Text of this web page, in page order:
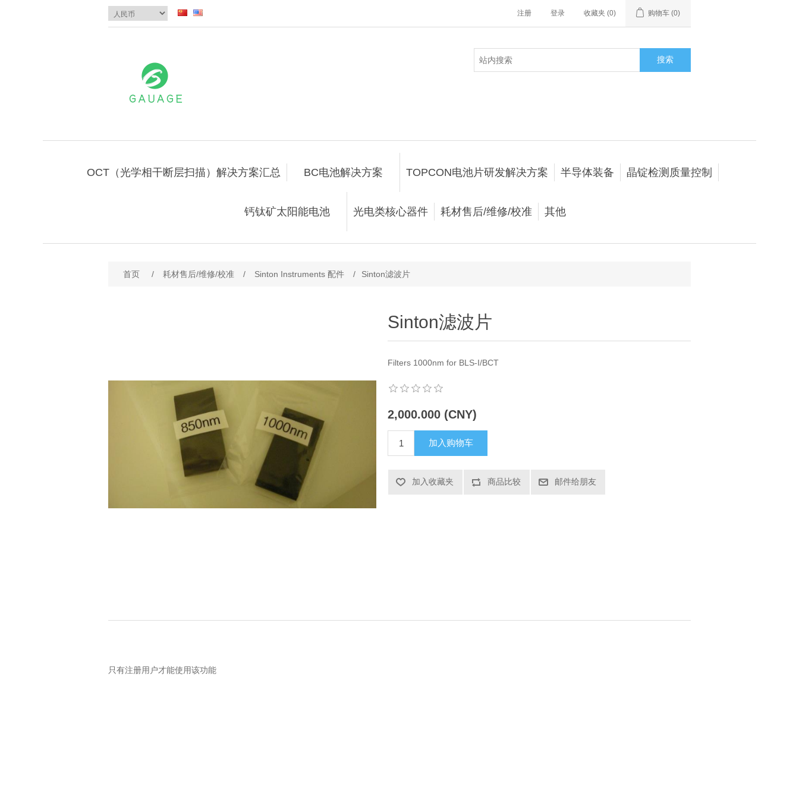
注册 登录 收藏夹 (0) 购物车 (0)
搜索
OCT（光学相干断层扫描）解决方案汇总 BC电池解决方案 TOPCON电池片研发解决方案 半导体装备 晶锭检测质量控制
钙钛矿太阳能电池 光电类核心器件 耗材售后/维修/校准 其他
首页 / 耗材售后/维修/校准 / Sinton Instruments 配件 / Sinton滤波片
Sinton滤波片
Filters 1000nm for BLS-I/BCT
2,000.000 (CNY)
加入购物车
加入收藏夹 商品比较 邮件给朋友
只有注册用户才能使用该功能